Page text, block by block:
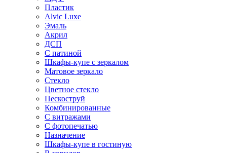
Пластик
Alvic Luxe
Эмаль
Акрил
ДСП
С патиной
Шкафы-купе с зеркалом
Матовое зеркало
Стекло
Цветное стекло
Пескоструй
Комбинированные
С витражами
С фотопечатью
Назначение
Шкафы-купе в гостиную